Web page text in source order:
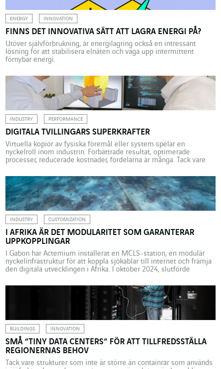
ENERGY INNOVATION
FINNS DET INNOVATIVA SÄTT ATT LAGRA ENERGI PÅ?
Utöver självförbrukning, är energilagring också en intressant
lösning för att stabilisera elnäten och väga upp intermittent
förnybar energi.
INDUSTRY PERFORMANCE
DIGITALA TVILLINGARS SUPERKRAFTER
Virtuella kopior av fysiska föremål eller system spelar en
nyckelroll inom industrin. Förbättrade resultat, optimerade
processer, reducerade kostnader, fördelarna är många. Tack vare
läkemedelsindustrin. Inom arkitektur, byggnadsindustrin,
hälsosektorn, stadsförvaltning, även handeln och självklart inom
industrin… digitala tvillingar sprider sig inom alla branscher.
”Digitala tvillingarnas fördelar är många. Till […]
INDUSTRY CUSTOMIZATION
I AFRIKA ÄR DET MODULARITET SOM GARANTERAR
UPPKOPPLINGAR
I Gabon har Actemium installerat en MCLS-station, en modulär
nyckelinfrastruktur för att koppla sjökablar till internet och främja
den digitala utvecklingen i Afrika. I oktober 2024, slutförde
för kablar i Gabon (Modular Cable Landing Station, MCLS) i
anslutning till en fiberoptisk sjökabel. Bygget representerar en
nyckeletapp i en […]
BUILDINGS INNOVATION
SMÅ ”TINY DATA CENTERS” FÖR ATT TILLFREDSSTÄLLA
REGIONERNAS BEHOV
Tack vare strukturer som inte är större än containrar som används